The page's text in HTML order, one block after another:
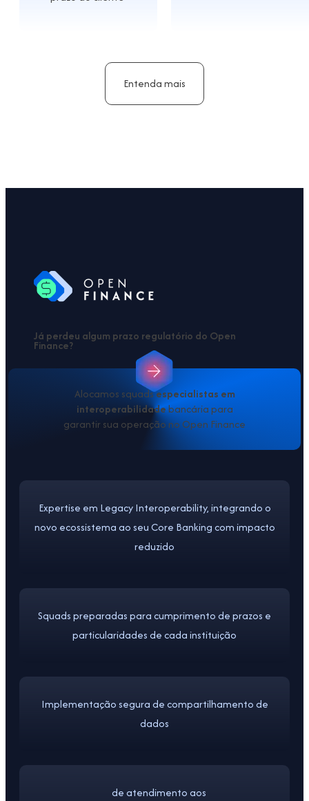
Entenda mais
Já perdeu algum prazo regulatório do Open
Finance?
Alocamos squadsespecialistas em
interoperabilidadebancária para
garantir sua operação no Open Finance
Expertise em Legacy Interoperability, integrando o
novo ecossistema ao seu Core Banking com impacto
reduzido
Squads preparadas para cumprimento de prazos e
particularidades de cada instituição
Implementação segura de compartilhamento de
dados
de atendimento aos